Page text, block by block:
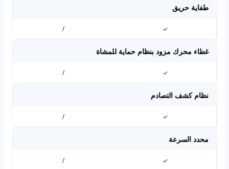
طفاية حريق
✓
/
غطاء محرك مزود بنظام حماية للمشاة
✓
/
نظام كشف التصادم
✓
/
محدد السرعة
✓
/